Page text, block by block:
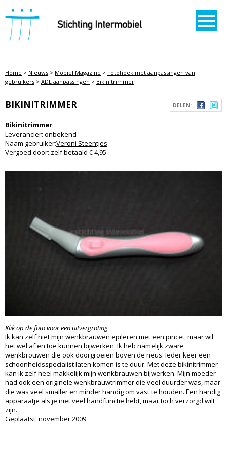
STICHTING INTERMOBIEL
Home > Nieuws > Mobiel Magazine > Fotohoek met aanpassingen van
gebruikers > ADL aanpassingen > Bikinitrimmer
DELEN:
BIKINITRIMMER
Bikinitrimmer
Leverancier: onbekend
Naam gebruiker:Veroni Steentjes
Vergoed door: zelf betaald € 4,95
Klik op de foto voor een uitvergroting
Ik kan zelf niet mijn wenkbrauwen epileren met een pincet, maar wil
het wel af en toe kunnen bijwerken. Ik heb namelijk zware
wenkbrouwen die ook doorgroeien boven de neus. Ieder keer een
schoonheidsspecialist laten komen is te duur. Met deze bikinitrimmer
kan ik zelf heel makkelijk mijn wenkbrauwen bijwerken. Mijn moeder
had ook een originele wenkbrauwtrimmer die veel duurder was, maar
die was veel smaller en minder handig om vast te houden. Een handig
apparaatje als je niet veel handfunctie hebt, maar toch verzorgd wilt
zijn.
Geplaatst: november 2009